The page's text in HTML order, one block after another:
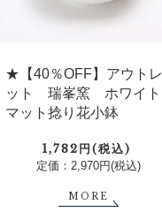
★【40％OFF】アウトレ
ット 瑞峯窯 ホワイト
マット捻り花小鉢
1,782円(税込)
定価：2,970円(税込)
MORE